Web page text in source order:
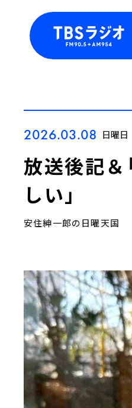
2026.03.08 日曜日
放送後記
しい」
安住紳一郎の日曜天国